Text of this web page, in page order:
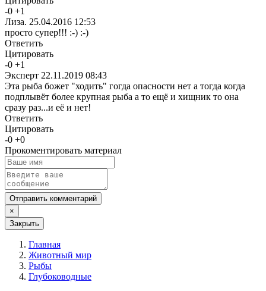
-0 +1
Лиза. 25.04.2016 12:53
просто супер!!! :-) :-)
Ответить
Цитировать
-0 +1
Эксперт 22.11.2019 08:43
Эта рыба божет "ходить" гогда опасности нет а тогда когда
подплывёт более крупная рыба а то ещё и хищник то она
сразу раз...и её и нет!
Ответить
Цитировать
-0 +0
Прокоментировать материал
Отправить комментарий
×
Закрыть
Главная
Животный мир
Рыбы
Глубоководные